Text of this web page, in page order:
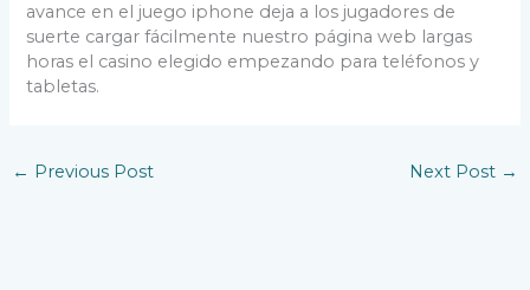
avance en el juego iphone deja a los jugadores de
suerte cargar fácilmente nuestro página web largas
horas el casino elegido empezando para teléfonos y
tabletas.
← Previous Post Next Post →